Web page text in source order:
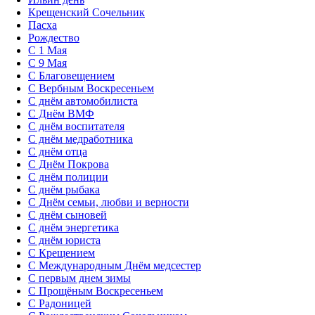
Крещенский Сочельник
Пасха
Рождество
С 1 Мая
С 9 Мая
С Благовещением
С Вербным Воскресеньем
С днём автомобилиста
С Днём ВМФ
С днём воспитателя
С днём медработника
С днём отца
С Днём Покрова
С днём полиции
С днём рыбака
С Днём семьи, любви и верности
С днём сыновей
С днём энергетика
С днём юриста
С Крещением
С Международным Днём медсестер
С первым днем зимы
С Прощёным Воскресеньем
С Радоницей